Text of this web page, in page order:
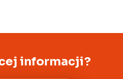
informacji?